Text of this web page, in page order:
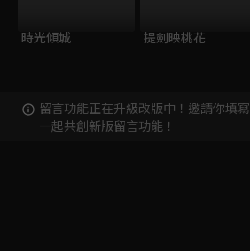
時光傾城 提劍映桃花
留言功能正在升級改版中！邀請你填寫
一起共創新版留言功能！